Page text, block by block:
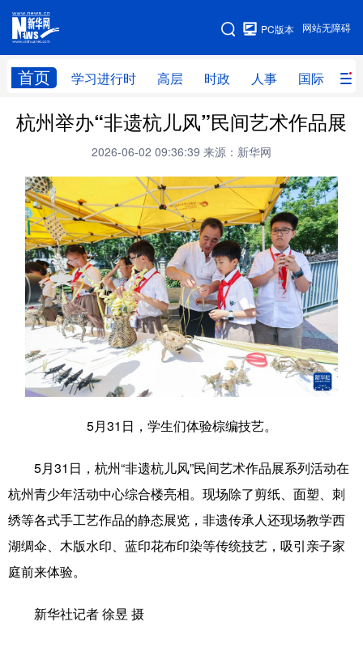
网站无障碍
PC版本
首页 学习进行时 高层 时政 人事 国际 财
网站地图
学习进行时 高层 时政 人事
财经 网评
台湾 思客智库 全球连线 教育
科技 科创 量子 体育
文化 书画 健康 军事
访谈 视频 图片 政务
法律 中央文件 金融 汽车
食品 人居 信息化 数字经济
学术中国 乡村振兴 银龄 溯源中国
旅游 能源
彩票 娱乐 时尚 悦读
公益 一带一路 亚太网 上市公司
文化产业
杭州举办“非遗杭儿风”民间艺术作品展
2026-06-02 09:36:39 来源：新华网
5月31日，学生们体验棕编技艺。
5月31日，杭州“非遗杭儿风”民间艺术作品展系列活动在
杭州青少年活动中心综合楼亮相。现场除了剪纸、面塑、刺
绣等各式手工艺作品的静态展览，非遗传承人还现场教学西
湖绸伞、木版水印、蓝印花布印染等传统技艺，吸引亲子家
庭前来体验。
新华社记者 徐昱 摄